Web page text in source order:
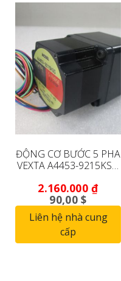
ĐỘNG CƠ BƯỚC 5 PHA
VEXTA A4453-9215KSG
2.160.000₫
90,00 $
Liên hệ nhà cung
cấp